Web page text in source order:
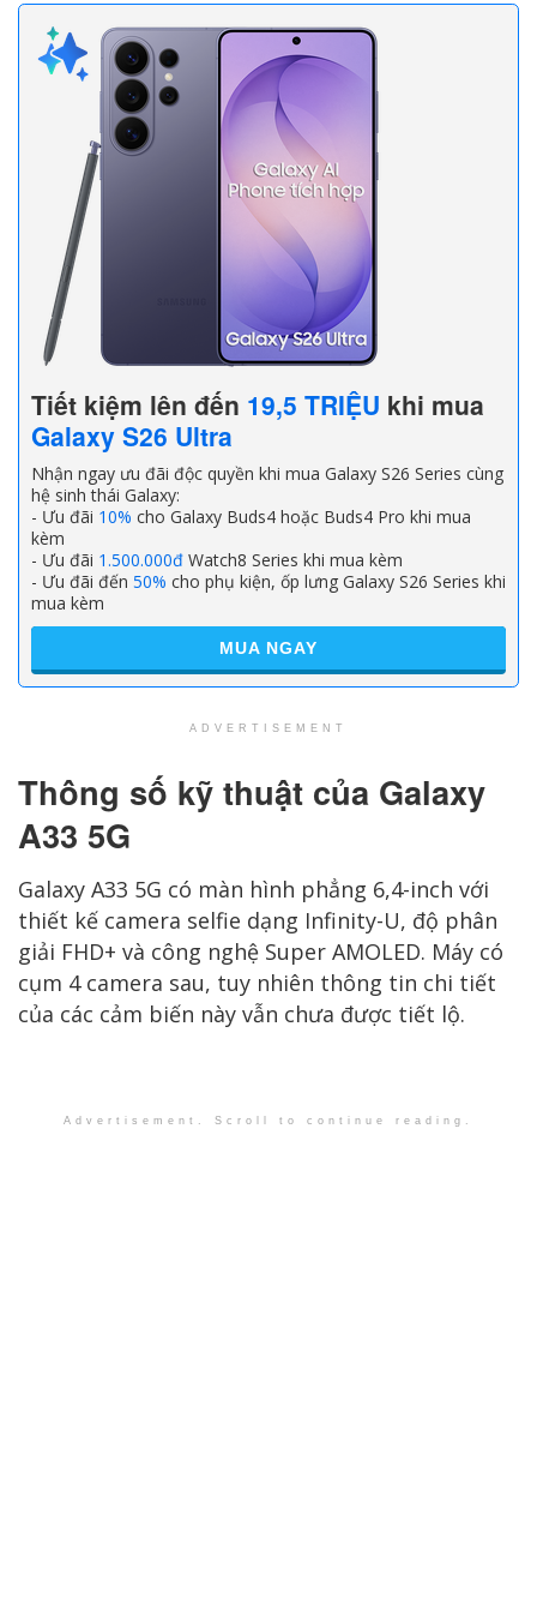
Tiết kiệm lên đến 19,5 TRIỆU khi mua
Galaxy S26 Ultra
Nhận ngay ưu đãi độc quyền khi mua Galaxy S26 Series cùng
hệ sinh thái Galaxy:
- Ưu đãi 10% cho Galaxy Buds4 hoặc Buds4 Pro khi mua
kèm
- Ưu đãi 1.500.000đ Watch8 Series khi mua kèm
- Ưu đãi đến 50% cho phụ kiện, ốp lưng Galaxy S26 Series khi
mua kèm
MUA NGAY
ADVERTISEMENT
Thông số kỹ thuật của Galaxy
A33 5G
Galaxy A33 5G có màn hình phẳng 6,4-inch với
thiết kế camera selfie dạng Infinity-U, độ phân
giải FHD+ và công nghệ Super AMOLED. Máy có
cụm 4 camera sau, tuy nhiên thông tin chi tiết
của các cảm biến này vẫn chưa được tiết lộ.
Advertisement. Scroll to continue reading.